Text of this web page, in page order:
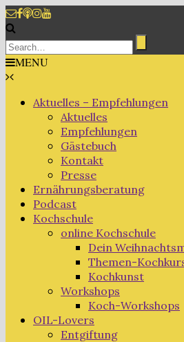
MENU
Aktuelles – Empfehlungen
Aktuelles
Empfehlungen
Gästebuch
Kontakt
Presse
Ernährungsberatung
Podcast
Kochschule
online Kochschule
Dein
Themen-
Kochkunst
Workshops
Koch-Workshops
OIL-Lovers
Entgiftung